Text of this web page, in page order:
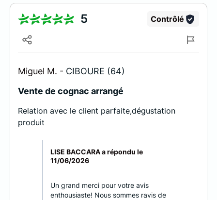
5 Contrôlé
Miguel M. - CIBOURE (64)
Vente de cognac arrangé
Relation avec le client parfaite,dégustation
produit
LISE BACCARA a répondu le
11/06/2026
Un grand merci pour votre avis
enthousiaste! Nous sommes ravis de